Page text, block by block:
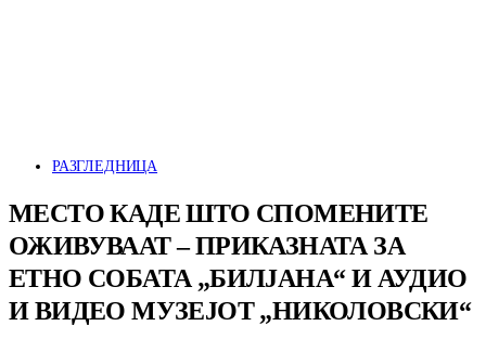
РАЗГЛЕДНИЦА
МЕСТО КАДЕ ШТО СПОМЕНИТЕ
ОЖИВУВААТ – ПРИКАЗНАТА ЗА
ЕТНО СОБАТА „БИЛЈАНА“ И АУДИО
И ВИДЕО МУЗЕЈОТ „НИКОЛОВСКИ“